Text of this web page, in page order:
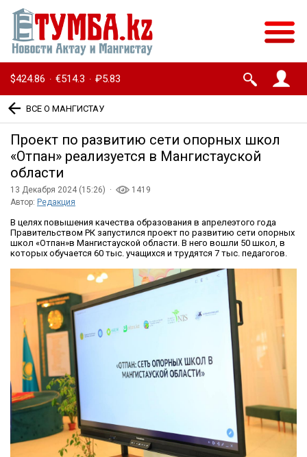
$424.86 · €514.3 · ₽5.83
ВСЕ О МАНГИСТАУ
Проект по развитию сети опорных школ
«Отпан» реализуется в Мангистауской
области
13 Декабря 2024 (15:26) ·
1419
Автор: Редакция
В целях повышения качества образования в апрелеэтого года
Правительством РК запустился проект по развитию сети опорных
школ «Отпан»в Мангистауской области. В него вошли 50 школ, в
которых обучается 60 тыс. учащихся и трудятся 7 тыс. педагогов.